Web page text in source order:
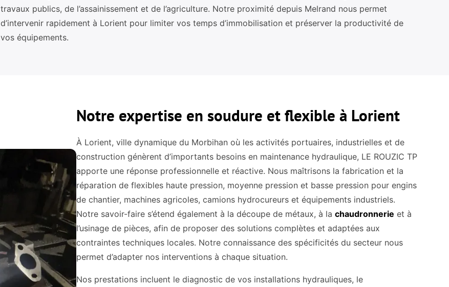
travaux publics, de l’assainissement et de l’agriculture. Notre proximité depuis Melrand nous permet
d’intervenir rapidement à Lorient pour limiter vos temps d’immobilisation et préserver la productivité de
vos équipements.
Notre expertise en soudure et flexible à Lorient
À Lorient, ville dynamique du Morbihan où les activités portuaires, industrielles et de
construction génèrent d’importants besoins en maintenance hydraulique, LE ROUZIC TP
apporte une réponse professionnelle et réactive. Nous maîtrisons la fabrication et la
réparation de flexibles haute pression, moyenne pression et basse pression pour engins
de chantier, machines agricoles, camions hydrocureurs et équipements industriels.
Notre savoir-faire s’étend également à la découpe de métaux, à lachaudronnerie et à
l’usinage de pièces, afin de proposer des solutions complètes et adaptées aux
contraintes techniques locales. Notre connaissance des spécificités du secteur nous
permet d’adapter nos interventions à chaque situation.
Nos prestations incluent le diagnostic de vos installations hydrauliques, le